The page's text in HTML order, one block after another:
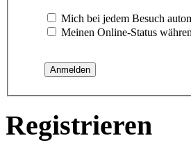
Mich bei jedem Besuch
Meinen Online-Status
Registrieren